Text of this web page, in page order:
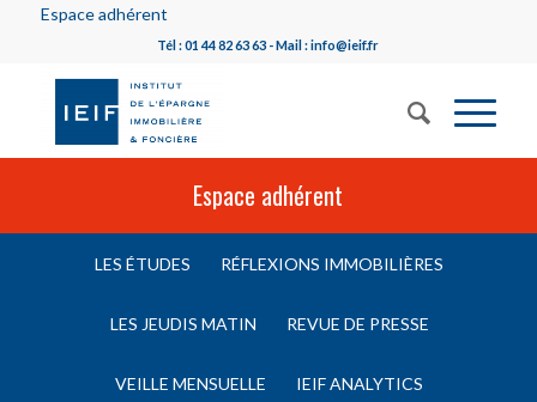
Espace adhérent
Tél : 01 44 82 63 63 - Mail : info@ieif.fr
Espace adhérent
LES ÉTUDES RÉFLEXIONS IMMOBILIÈRES
LES JEUDIS MATIN REVUE DE PRESSE
VEILLE MENSUELLE IEIF ANALYTICS